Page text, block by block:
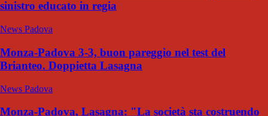
sinistro educato in regia
News Padova
Monza-Padova 3-3, buon pareggio nel test del
Brianteo. Doppietta Lasagna
News Padova
Monza-Padova, Lasagna: "La società sta costruendo